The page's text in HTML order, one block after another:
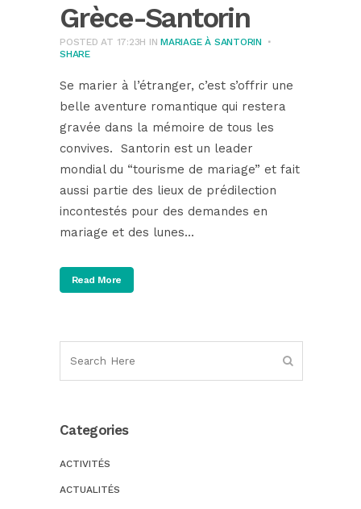
Grèce-Santorin
POSTED AT 17:23H INMARIAGE À SANTORIN
SHARE
Se marier à l’étranger, c’est s’offrir une
belle aventure romantique qui restera
gravée dans la mémoire de tous les
convives. Santorin est un leader
mondial du “tourisme de mariage” et fait
aussi partie des lieux de prédilection
incontestés pour des demandes en
mariage et des lunes...
Read More
Categories
ACTIVITÉS
ACTUALITÉS